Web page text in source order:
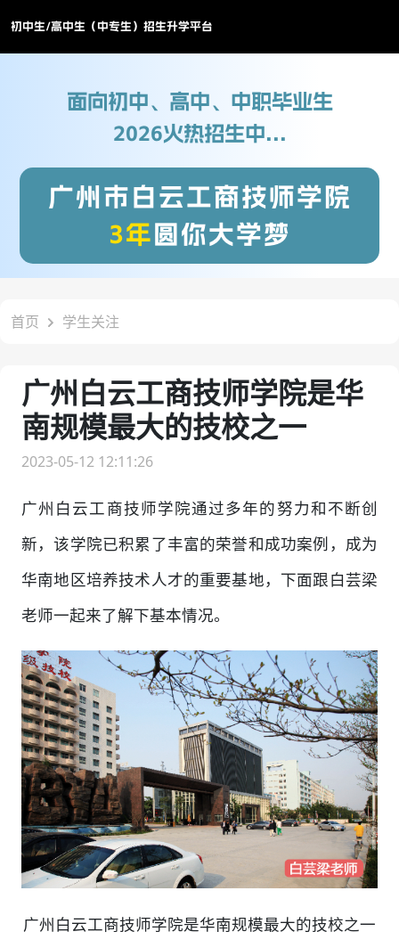
初中生/高中生（中专生）招生升学平台
面向初中、高中、中职毕业生
2026火热招生中...
广州市白云工商技师学院
3年圆你大学梦
首页 学生关注
广州白云工商技师学院是华
南规模最大的技校之一
2023-05-12 12:11:26
广州白云工商技师学院通过多年的努力和不断创
新，该学院已积累了丰富的荣誉和成功案例，成为
华南地区培养技术人才的重要基地，下面跟白芸梁
老师一起来了解下基本情况。
广州白云工商技师学院是华南规模最大的技校之一